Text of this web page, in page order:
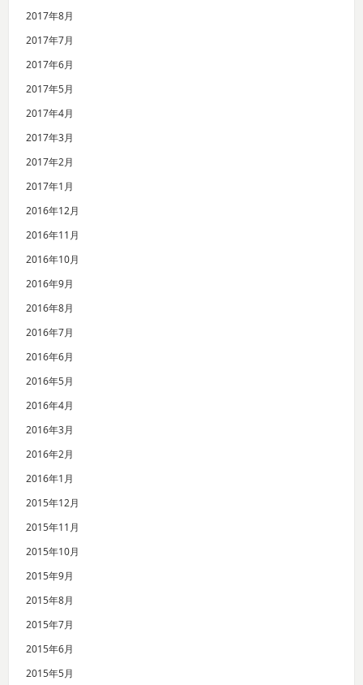
2017年8月
2017年7月
2017年6月
2017年5月
2017年4月
2017年3月
2017年2月
2017年1月
2016年12月
2016年11月
2016年10月
2016年9月
2016年8月
2016年7月
2016年6月
2016年5月
2016年4月
2016年3月
2016年2月
2016年1月
2015年12月
2015年11月
2015年10月
2015年9月
2015年8月
2015年7月
2015年6月
2015年5月